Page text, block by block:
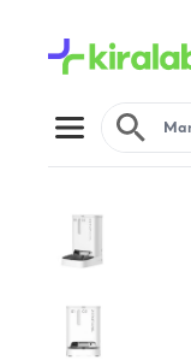
Open menu